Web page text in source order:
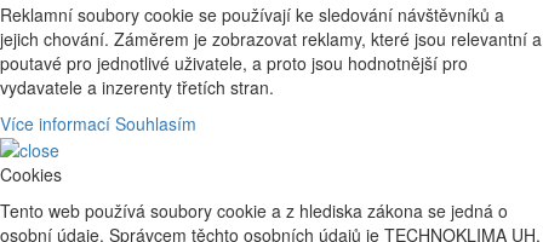
Reklamní soubory cookie se používají ke sledování návštěvníků a
jejich chování. Záměrem je zobrazovat reklamy, které jsou relevantní a
poutavé pro jednotlivé uživatele, a proto jsou hodnotnější pro
vydavatele a inzerenty třetích stran.
Více informací Souhlasím
Cookies
Tento web používá soubory cookie a z hlediska zákona se jedná o
osobní údaje. Správcem těchto osobních údajů je TECHNOKLIMA UH,